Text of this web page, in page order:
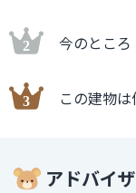
今のとこ
この建物
アドバイ